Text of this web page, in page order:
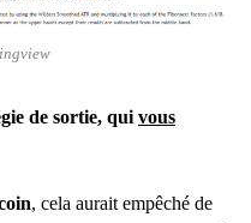
de sortie, qui vous
, cela aurait empêché de